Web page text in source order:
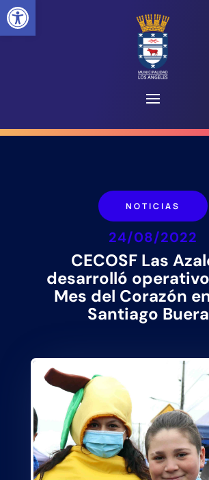
NOTICIAS
24/08/2022
CECOSF Las
desarrolló
Mes del Corazón
Santiago